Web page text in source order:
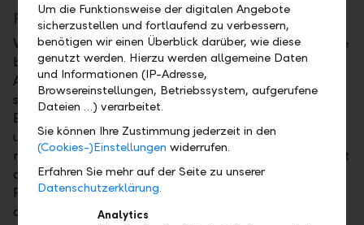
Positive Wechselwirkung
Waren Dividendenfonds und -strategien insbesondere
bis 2019 in aller Munde, so hat Corona diese
Anlagestrategie aus dem Fokus verdrängt. Das ist
sehr schade, da Dividendenstrategien attraktive
Eigenschaften wie werthaltig, aktionärsorientiert
und bilanzielle Solidität verkörpern. Zudem kommt
mit der nachhaltigen Orientierung ein weiterer Punkt
dazu, der durch die positiven Wechselwirkungen die
Performancequalität mit dem tieferen Einblick in
das Einzelunternehmen erhöht.
Um die Funktionsweise der digitalen Angebote
sicherzustellen und fortlaufend zu verbessern,
benötigen wir einen Überblick darüber, wie diese
genutzt werden. Hierzu werden allgemeine Daten
und Informationen (IP-Adresse,
Browsereinstellungen, Betriebssystem, aufgerufene
Dateien …) verarbeitet.
Sie können Ihre Zustimmung jederzeit in den
(Cookies-)Einstellungen widerrufen.
Erfahren Sie mehr auf der Seite zu unserer
Datenschutzerklärung.
Analytics